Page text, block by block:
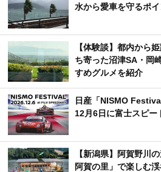
水から愛車を守るポイ
【体験談】都内から
ち寄った沼津SA・岡
すめグルメを紹介
日産「NISMO
12月6日に富士スピー
【新潟県】阿賀野川
阿賀の里」で楽しむ